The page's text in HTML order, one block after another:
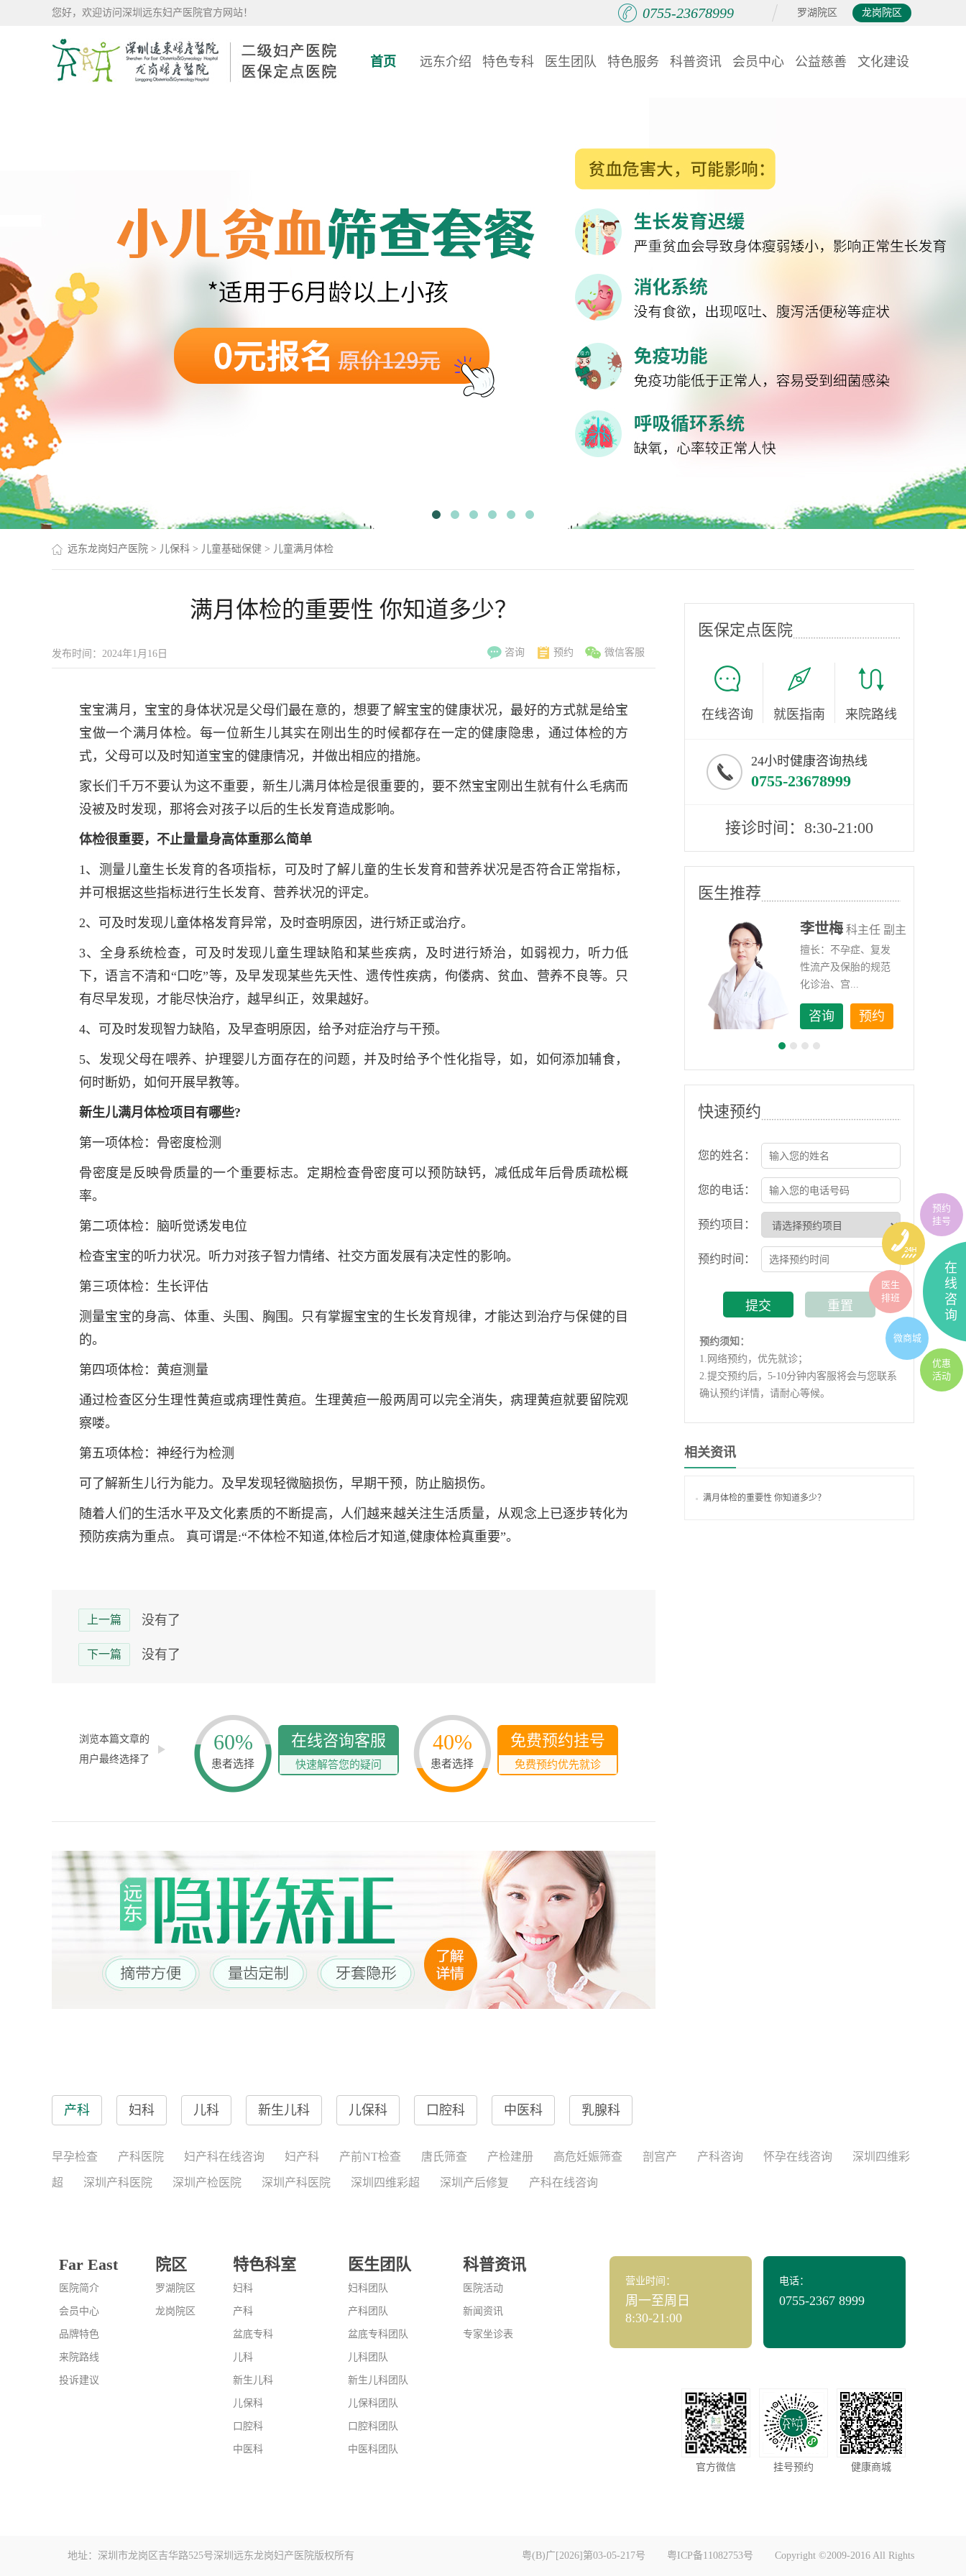
您好，欢迎访问深圳远东妇产医院官方网站！ 罗湖院区 龙岗院区
0755-23678999
首页 远东介绍 特色专科 医生团队 特色服务 科普资讯 会员中心 公益慈善 文化建设
远东龙岗妇产医院 > 儿保科 > 儿童基础保健 > 儿童满月体检
满月体检的重要性 你知道多少？
发布时间：2024年1月16日 咨询 预约 微信客服
宝宝满月，宝宝的身体状况是父母们最在意的，想要了解宝宝的健康状况，最好的方式就是给宝
宝做一个满月体检。每一位新生儿其实在刚出生的时候都存在一定的健康隐患，通过体检的方
式，父母可以及时知道宝宝的健康情况，并做出相应的措施。
家长们千万不要认为这不重要，新生儿满月体检是很重要的，要不然宝宝刚出生就有什么毛病而
没被及时发现，那将会对孩子以后的生长发育造成影响。
体检很重要，不止量量身高体重那么简单
1、测量儿童生长发育的各项指标，可及时了解儿童的生长发育和营养状况是否符合正常指标，
并可根据这些指标进行生长发育、营养状况的评定。
2、可及时发现儿童体格发育异常，及时查明原因，进行矫正或治疗。
3、全身系统检查，可及时发现儿童生理缺陷和某些疾病，及时进行矫治，如弱视力，听力低
下，语言不清和“口吃”等，及早发现某些先天性、遗传性疾病，佝偻病、贫血、营养不良等。只
有尽早发现，才能尽快治疗，越早纠正，效果越好。
4、可及时发现智力缺陷，及早查明原因，给予对症治疗与干预。
5、发现父母在喂养、护理婴儿方面存在的问题，并及时给予个性化指导，如，如何添加辅食，
何时断奶，如何开展早教等。
新生儿满月体检项目有哪些?
第一项体检：骨密度检测
骨密度是反映骨质量的一个重要标志。定期检查骨密度可以预防缺钙，减低成年后骨质疏松概
率。
第二项体检：脑听觉诱发电位
检查宝宝的听力状况。听力对孩子智力情绪、社交方面发展有决定性的影响。
第三项体检：生长评估
测量宝宝的身高、体重、头围、胸围。只有掌握宝宝的生长发育规律，才能达到治疗与保健的目
的。
第四项体检：黄疸测量
通过检查区分生理性黄疸或病理性黄疸。生理黄疸一般两周可以完全消失，病理黄疸就要留院观
察喽。
第五项体检：神经行为检测
可了解新生儿行为能力。及早发现轻微脑损伤，早期干预，防止脑损伤。
随着人们的生活水平及文化素质的不断提高，人们越来越关注生活质量，从观念上已逐步转化为
预防疾病为重点。 真可谓是:“不体检不知道,体检后才知道,健康体检真重要”。
上一篇 没有了
下一篇 没有了
浏览本篇文章的
用户最终选择了
60%
患者选择
在线咨询客服
快速解答您的疑问
40%
患者选择
免费预约挂号
免费预约优先就诊
医保定点医院
在线咨询 就医指南 来院路线
24小时健康咨询热线
0755-23678999
接诊时间：8:30-21:00
医生推荐
擅长：妇科常见病、
多发病的诊治，如顽
固性阴道炎...
李世梅 科主任 副主
任医师
擅长：不孕症、复发
性流产及保胎的规范
化诊治、宫...
咨询 预约
快速预约
您的姓名：
您的电话：
预约项目：
预约时间：
预约须知：
1. 网络预约，优先就诊；
2.提交预约后，5-10分钟内客服将会与您联系
确认预约详情，请耐心等候。
相关资讯
满月体检的重要性 你知道多少？
产科 妇科 儿科 新生儿科 儿保科 口腔科 中医科 乳腺科
早孕检查 产科医院 妇产科在线咨询 妇产科 产前NT检查 唐氏筛查 产检建册 高危妊娠筛查 剖宫产 产科咨询 怀孕在线咨询 深圳四维彩
超 深圳产科医院 深圳产检医院 深圳产科医院 深圳四维彩超 深圳产后修复 产科在线咨询
Far East
医院简介
会员中心
品牌特色
来院路线
投诉建议
院区
罗湖院区
龙岗院区
特色科室
妇科
产科
盆底专科
儿科
新生儿科
儿保科
口腔科
中医科
医生团队
妇科团队
产科团队
盆底专科团队
儿科团队
新生儿科团队
儿保科团队
口腔科团队
中医科团队
科普资讯
医院活动
新闻资讯
专家坐诊表
营业时间：
周一至周日
8:30-21:00
电话：
0755-2367 8999
官方微信 挂号预约 健康商城
地址：深圳市龙岗区吉华路525号深圳远东龙岗妇产医院版权所有 粤(B)广[2026]第03-05-217号 粤ICP备11082753号 Copyright ©2009-2016 All Rights
在
线
咨
询
预约
挂号
医生
排班
微商城
优惠
活动